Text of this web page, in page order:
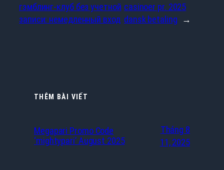
гэмблинг-клуб без учетной
записи: немедленный вход
casinoer pr. 2025
dansk betaling
→
THÊM BÀI VIẾT
Megapari Promo Code
‘mightypari’ August 2025
Tháng 8
11, 2025